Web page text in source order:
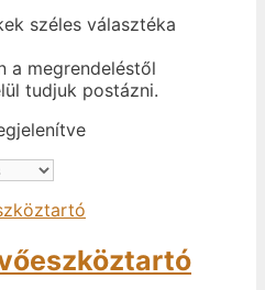
széles választéka
a megrendeléstől
tudjuk postázni.